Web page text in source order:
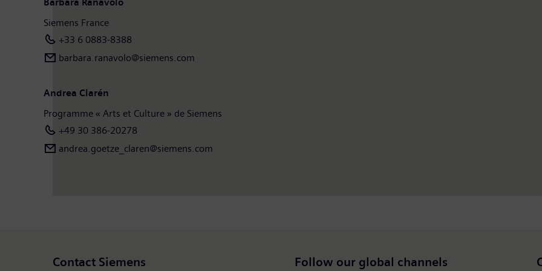
Siemens France
+33 6 0883-8388
barbara.ranavolo@siemens.com
Andrea Clarén
Programme « Arts et Culture » de Siemens
+49 30 386-20278
andrea.goetze_claren@siemens.com
Contact Siemens Follow our global channels